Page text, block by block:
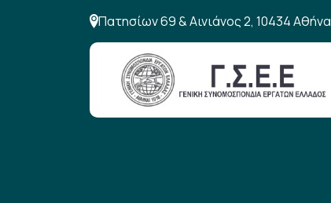
Πατησίων 69 & Αινιάνος 2, 10434 Αθήνα